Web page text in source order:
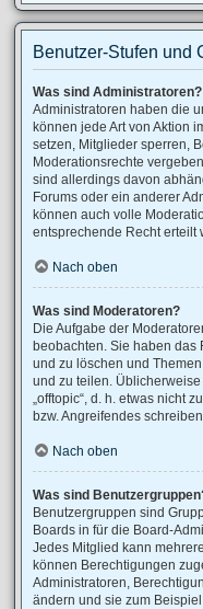
Benutzer-Stufen und
Was sind Administratoren?
Administratoren haben die
können jede Art von Aktion
setzen, Mitglieder sperren,
Moderationsrechte
sind allerdings davon
Forums oder ein anderer
können auch volle
entsprechende Recht erteilt
Nach oben
Was sind Moderatoren?
Die Aufgabe der
beobachten. Sie haben das
und zu löschen und
und zu teilen.
„offtopic“, d. h. etwas nicht
bzw. Angreifendes
Nach oben
Was sind
Benutzergruppen sind
Boards in für die Board-
Jedes Mitglied kann
können Berechtigungen
Administratoren,
ändern und sie zum